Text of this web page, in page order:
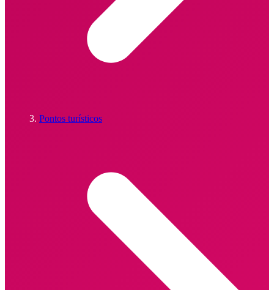
Pontos turísticos